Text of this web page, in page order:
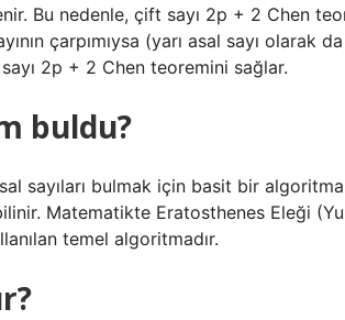
Bu nedenle, çift sayı 2p + 2 Chen
çarpımıysa (yarı asal sayı olarak
2p + 2 Chen teoremini sağlar.
buldu?
sayıları bulmak için basit bir
Matematikte Eratosthenes Eleği
temel algoritmadır.